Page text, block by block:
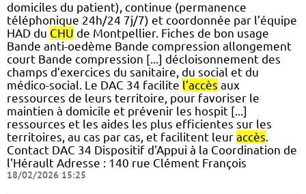
domiciles du patient), continue (permanence
téléphonique 24h/24 7j/7) et coordonnée par l’équipe
HAD du CHU de Montpellier. Fiches de bon usage
Bande anti-oedème Bande compression allongement
court Bande compression [...] décloisonnement des
champs d’exercices du sanitaire, du social et du
médico-social. Le DAC 34 facilite l’accès aux
ressources de leurs territoire, pour favoriser le
maintien à domicile et prévenir les hospit [...]
ressources et les aides les plus efficientes sur les
territoires, au cas par cas, et facilitent leur accès.
Contact DAC 34 Dispositif d'Appui à la Coordination de
l'Hérault Adresse : 140 rue Clément François
18/02/2026 15:25